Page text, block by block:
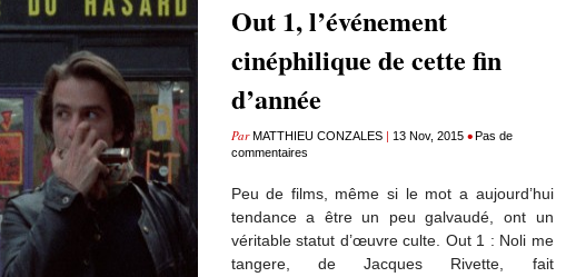
Out 1, l’événement
cinéphilique de cette fin
d’année
ParMATTHIEU CONZALES| 13 Nov, 2015 •Pas de
commentaires
Peu de films, même si le mot a aujourd’hui
tendance a être un peu galvaudé, ont un
véritable statut d’œuvre culte. Out 1 : Noli me
tangere, de Jacques Rivette, fait